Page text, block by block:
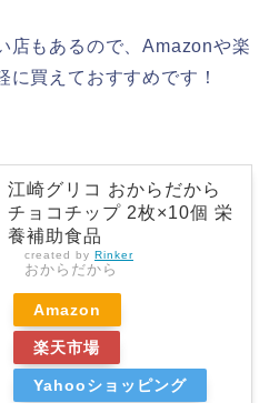
店もあるので、Amazonや楽
に買えておすすめです！
江崎グリコ おからだから
チョコチップ 2枚×10個 栄
養補助食品
created by Rinker
おからだから
Amazon
楽天市場
Yahooショッピング